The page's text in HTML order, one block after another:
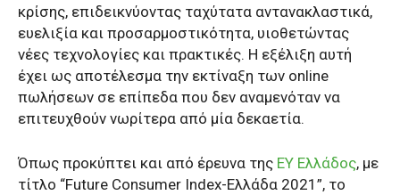
κρίσης, επιδεικνύοντας ταχύτατα αντανακλαστικά,
ευελιξία και προσαρμοστικότητα, υιοθετώντας
νέες τεχνολογίες και πρακτικές. Η εξέλιξη αυτή
έχει ως αποτέλεσμα την εκτίναξη των online
πωλήσεων σε επίπεδα που δεν αναμενόταν να
επιτευχθούν νωρίτερα από μία δεκαετία.
Όπως προκύπτει και από έρευνα της EY Ελλάδος, με
τίτλο “Future Consumer Index-Ελλάδα 2021”, το